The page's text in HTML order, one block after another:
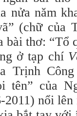
nửa năm
(chữ của
bài thơ: “Tổ
ở tạp chí
Trịnh
tên” của
2011) nổi lên